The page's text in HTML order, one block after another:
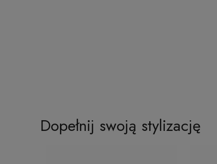
Dopełnij swoją stylizację